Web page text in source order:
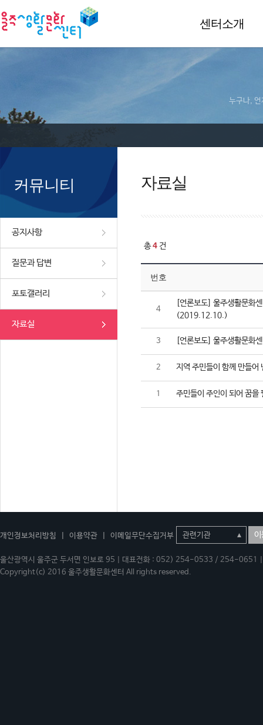
센터소개
누구나, 언
커뮤니티
공지사항
질문과 답변
포토갤러리
자료실
자료실
총4 건
번호
4
[언론보도] 울주생활문화
(2019.12.10.)
3 [언론보도] 울주생활문화
2 지역 주민들이 함께 만들
1 주민들이 주인이 되어 꿈
개인정보처리방침 이용약관 이메일무단수집거부 이
울산광역시 울주군 두서면 인보로 95 | 대표전화 : 052) 254-0533 / 254-
Copyright(c) 2016 울주생활문화센터 All rights reserved.